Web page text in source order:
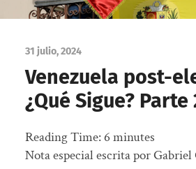
31 julio, 2024
Venezuela post-
¿Qué Sigue? Parte
Reading Time:6minutes
Nota especial escrita por